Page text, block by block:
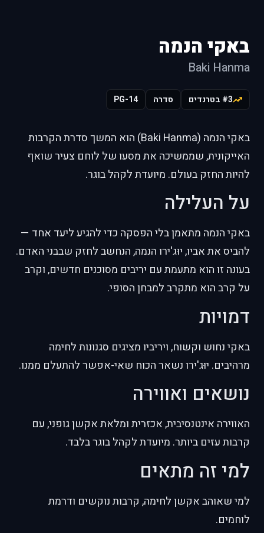
באקי הנמה
Baki Hanma
#3 בטרנדים סדרה PG-14
באקי הנמה (Baki Hanma) הוא המשך סדרת הקרבות
האייקונית, שממשיכה את מסעו של לוחם צעיר שואף
להיות החזק בעולם. מיועדת לקהל בוגר.
על העלילה
באקי הנמה מתאמן בלי הפסקה כדי להגיע ליעד אחד —
להביס את אביו, יוּג'ירו הנמה, הנחשב לחזק שבבני האדם.
בעונה זו הוא מתעמת עם יריבים מסוכנים חדשים, וקרב
על קרב הוא מתקרב למבחן הסופי.
דמויות
באקי נחוש וקשוח, ויריביו מציגים סגנונות לחימה
מרהיבים. יוּג'ירו נשאר הכוח שאי-אפשר להתעלם ממנו.
נושאים ואווירה
האווירה אינטנסיבית, אכזרית ומלאת אקשן גופני, עם
קרבות עזים ביותר. מיועדת לקהל בוגר בלבד.
למי זה מתאים
למי שאוהב אקשן לחימה, קרבות נוקשים ודרמת
לוחמים.